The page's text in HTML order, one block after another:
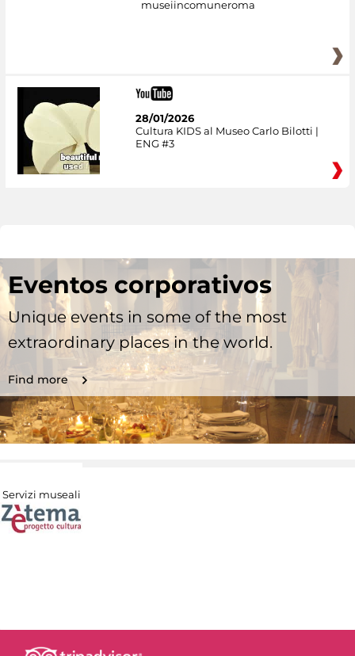
museiincomuneroma
28/01/2026
Cultura KIDS al Museo Carlo Bilotti |
ENG #3
Eventos corporativos
Unique events in some of the most
extraordinary places in the world.
Find more
Servizi museali